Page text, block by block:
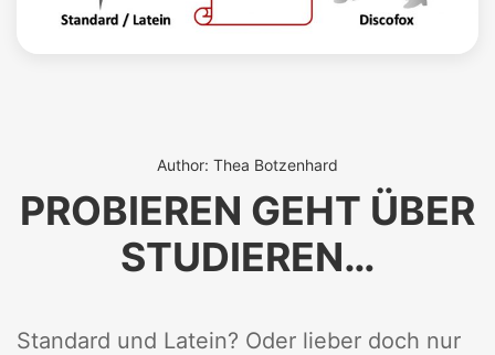
Author: Thea Botzenhard
PROBIEREN GEHT ÜBER
STUDIEREN…
Standard und Latein? Oder lieber doch nur